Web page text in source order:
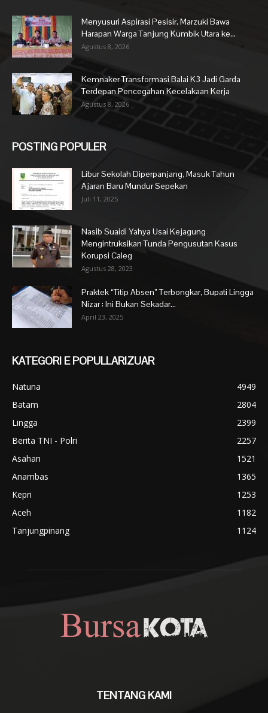
Menyusuri Aspirasi Pesisir, Marzuki Bawa
Harapan Warga Tanjung Kumbik Utara ke...
Agustus 8, 2026
Kemnaker Transformasi Balai K3 Jadi Garda
Terdepan Pencegahan Kecelakaan Kerja
Agustus 8, 2026
POSTING POPULER
Libur Sekolah Diperpanjang, Masuk Tahun
Ajaran Baru Mundur Sepekan
Juli 11, 2025
Nasib Suaidi Yahya Usai Kejagung
Mengintruksikan Tunda Pengusutan Kasus
Korupsi Caleg
Agustus 28, 2023
Praktek “Titip Absen” Terbongkar, Bupati Lingga
Nizar : Ini Bukan Sekadar...
April 23, 2025
KATEGORI E POPULLARIZUAR
Natuna
4949
Batam
2804
Lingga
2399
Berita TNI - Polri
2257
Asahan
1521
Anambas
1365
Kepri
1253
Aceh
1182
Tanjungpinang
1124
TENTANG KAMI